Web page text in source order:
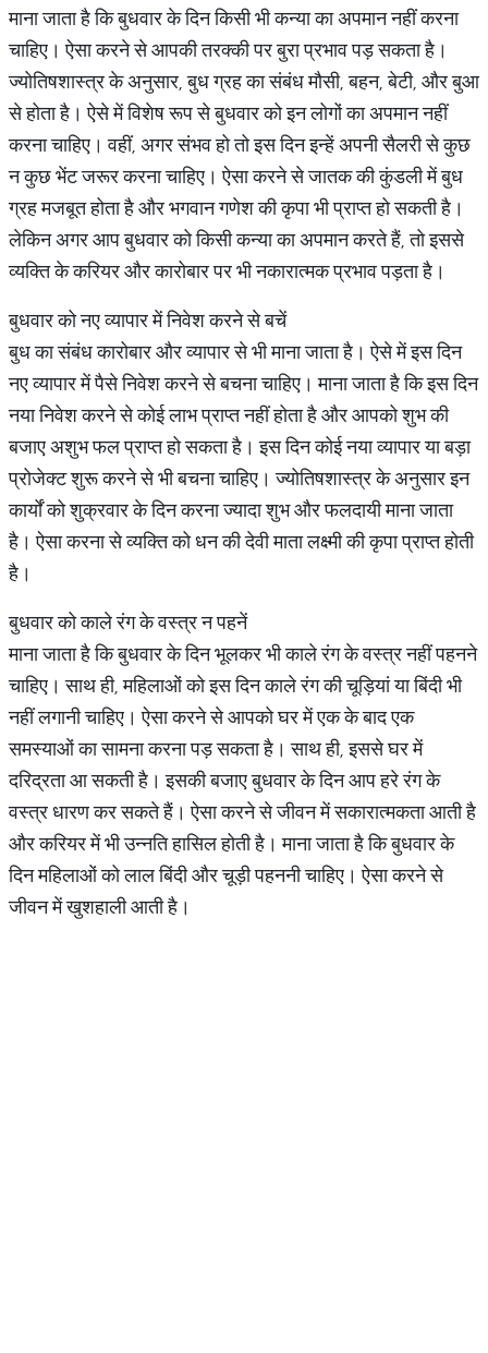
माना जाता है कि बुधवार के दिन किसी भी कन्या का अपमान नहीं करना
चाहिए। ऐसा करने से आपकी तरक्की पर बुरा प्रभाव पड़ सकता है।
ज्योतिषशास्त्र के अनुसार, बुध ग्रह का संबंध मौसी, बहन, बेटी, और बुआ
से होता है। ऐसे में विशेष रूप से बुधवार को इन लोगों का अपमान नहीं
करना चाहिए। वहीं, अगर संभव हो तो इस दिन इन्हें अपनी सैलरी से कुछ
न कुछ भेंट जरूर करना चाहिए। ऐसा करने से जातक की कुंडली में बुध
ग्रह मजबूत होता है और भगवान गणेश की कृपा भी प्राप्त हो सकती है।
लेकिन अगर आप बुधवार को किसी कन्या का अपमान करते हैं, तो इससे
व्यक्ति के करियर और कारोबार पर भी नकारात्मक प्रभाव पड़ता है।
बुधवार को नए व्यापार में निवेश करने से बचें
बुध का संबंध कारोबार और व्यापार से भी माना जाता है। ऐसे में इस दिन
नए व्यापार में पैसे निवेश करने से बचना चाहिए। माना जाता है कि इस दिन
नया निवेश करने से कोई लाभ प्राप्त नहीं होता है और आपको शुभ की
बजाए अशुभ फल प्राप्त हो सकता है। इस दिन कोई नया व्यापार या बड़ा
प्रोजेक्ट शुरू करने से भी बचना चाहिए। ज्योतिषशास्त्र के अनुसार इन
कार्यों को शुक्रवार के दिन करना ज्यादा शुभ और फलदायी माना जाता
है। ऐसा करना से व्यक्ति को धन की देवी माता लक्ष्मी की कृपा प्राप्त होती
है।
बुधवार को काले रंग के वस्त्र न पहनें
माना जाता है कि बुधवार के दिन भूलकर भी काले रंग के वस्त्र नहीं पहनने
चाहिए। साथ ही, महिलाओं को इस दिन काले रंग की चूड़ियां या बिंदी भी
नहीं लगानी चाहिए। ऐसा करने से आपको घर में एक के बाद एक
समस्याओं का सामना करना पड़ सकता है। साथ ही, इससे घर में
दरिद्रता आ सकती है। इसकी बजाए बुधवार के दिन आप हरे रंग के
वस्त्र धारण कर सकते हैं। ऐसा करने से जीवन में सकारात्मकता आती है
और करियर में भी उन्नति हासिल होती है। माना जाता है कि बुधवार के
दिन महिलाओं को लाल बिंदी और चूड़ी पहननी चाहिए। ऐसा करने से
जीवन में खुशहाली आती है।